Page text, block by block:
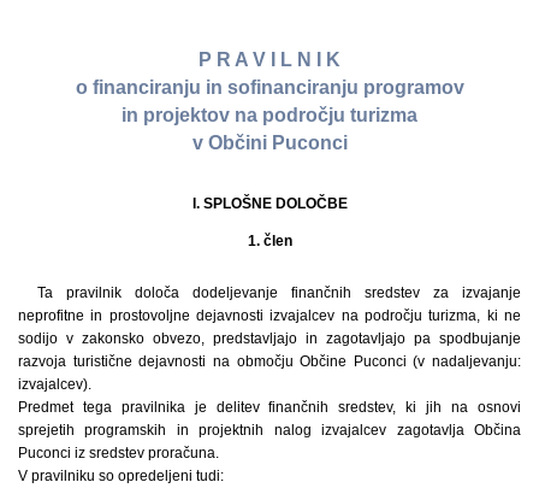
P R A V I L N I K
o financiranju in sofinanciranju programov
in projektov na področju turizma
v Občini Puconci
I. SPLOŠNE DOLOČBE
1. člen
Ta pravilnik določa dodeljevanje finančnih sredstev za izvajanje
neprofitne in prostovoljne dejavnosti izvajalcev na področju turizma, ki ne
sodijo v zakonsko obvezo, predstavljajo in zagotavljajo pa spodbujanje
razvoja turistične dejavnosti na območju Občine Puconci (v nadaljevanju:
izvajalcev).
Predmet tega pravilnika je delitev finančnih sredstev, ki jih na osnovi
sprejetih programskih in projektnih nalog izvajalcev zagotavlja Občina
Puconci iz sredstev proračuna.
V pravilniku so opredeljeni tudi: